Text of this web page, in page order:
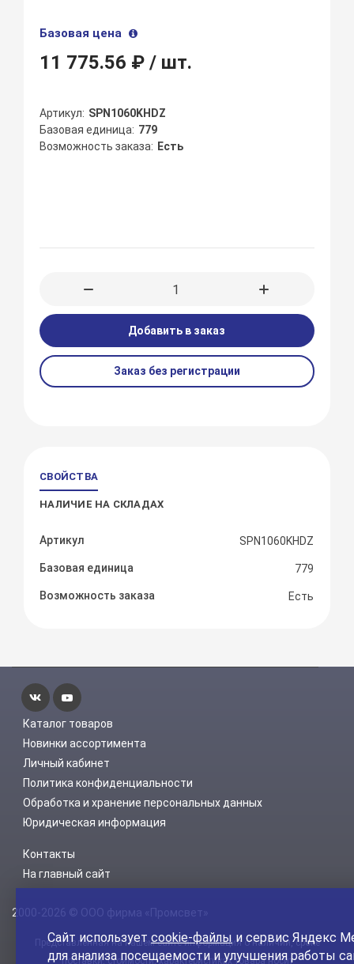
Базовая цена
11 775.56 ₽/ шт.
Артикул
SPN1060KHDZ
Базовая единица 779
Возможность заказа
Есть
Добавить в заказ
Заказ без регистрации
СВОЙСТВА
НАЛИЧИЕ НА СКЛАДАХ
Артикул SPN1060KHDZ
Базовая единица 779
Возможность заказа Есть
Каталог товаров
Новинки ассортимента
Личный кабинет
Политика конфиденциальности
Обработка и хранение персональных данных
Юридическая информация
Контакты
На главный сайт
2000-2026 © ООО фирма «Промсвет»
Представленная на нашем сайте информация о наличии, сроке
поставки, стоимости, характеристиках товара носит
Сайт используетcookie-файлы и сервис Яндекс
для анализа посещаемости и улучшения работы